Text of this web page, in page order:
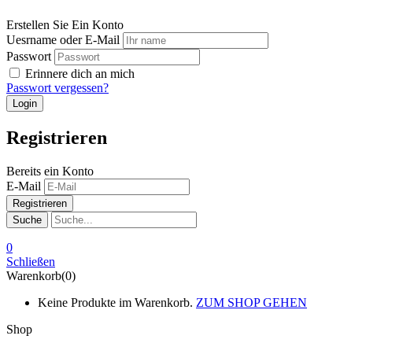
Erstellen Sie Ein Konto
Uesrname oder E-Mail
Passwort
Erinnere dich an mich
Passwort vergessen?
Registrieren
Bereits ein Konto
E-Mail
Suche
0
Schließen
Warenkorb(0)
Keine Produkte im Warenkorb. ZUM SHOP GEHEN
Shop